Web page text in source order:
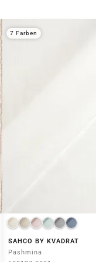
SAHCO BY KVADRAT
Pashmina
7 Farben